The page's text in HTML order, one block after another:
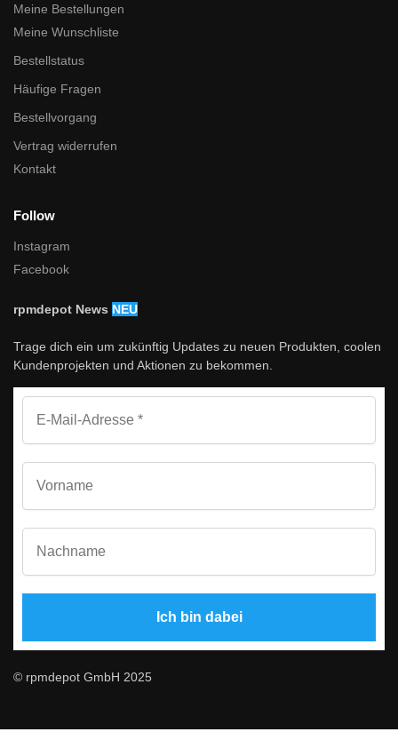
Meine Bestellungen
Meine Wunschliste
Bestellstatus
Häufige Fragen
Bestellvorgang
Vertrag widerrufen
Kontakt
Follow
Instagram
Facebook
rpmdepot News NEU
Trage dich ein um zukünftig Updates zu neuen Produkten, coolen
Kundenprojekten und Aktionen zu bekommen.
© rpmdepot GmbH 2025